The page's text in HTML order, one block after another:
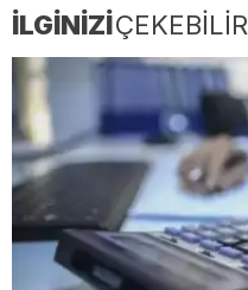
İLGİNİZİÇEKEBİLİR